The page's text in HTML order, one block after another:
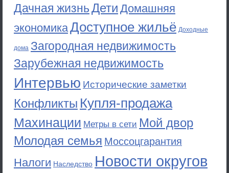
Дачная жизньДети Домашняя
экономикаДоступное жильё Доходные
дома Загородная недвижимость
Зарубежная недвижимость
Интервью Исторические заметки
Конфликты Купля-продажа
Махинации Метры в сети Мой двор
Молодая семья Моссоцгарантия
Налоги Наследство Новости округов